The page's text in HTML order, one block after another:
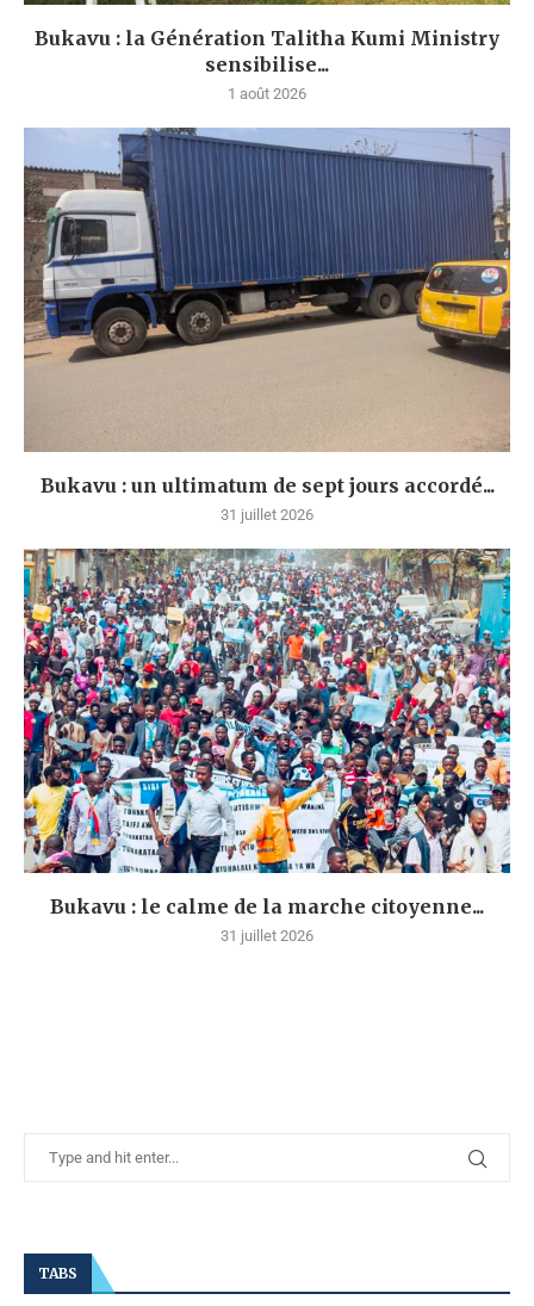
Bukavu : la Génération Talitha Kumi Ministry
sensibilise...
1 août 2026
Bukavu : un ultimatum de sept jours accordé...
31 juillet 2026
Bukavu : le calme de la marche citoyenne...
31 juillet 2026
TABS